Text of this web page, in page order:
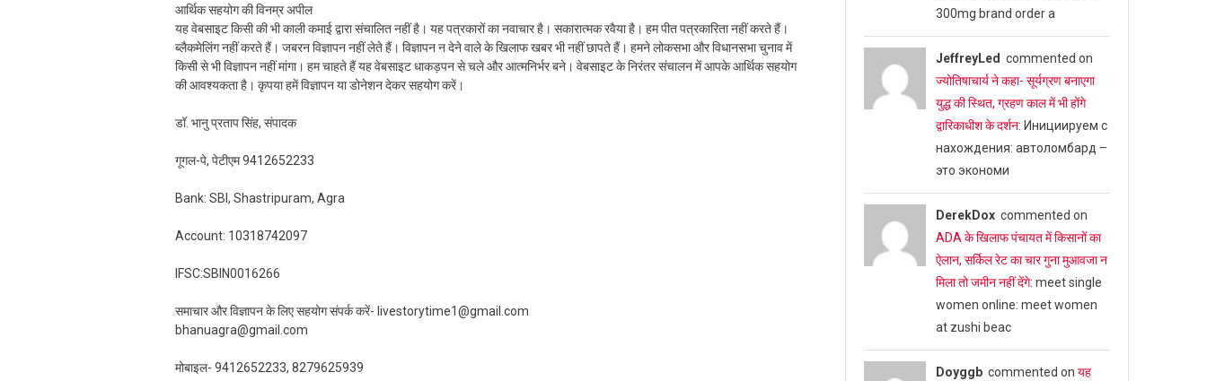
आर्थिक सहयोग की विनम्र अपील
यह वेबसाइट किसी की भी काली कमाई द्वारा संचालित नहीं है। यह पत्रकारों का नवाचार है। सकारात्मक रवैया है। हम पीत पत्रकारिता नहीं करते हैं।
ब्लैकमेलिंग नहीं करते हैं। जबरन विज्ञापन नहीं लेते हैं। विज्ञापन न देने वाले के खिलाफ खबर भी नहीं छापते हैं। हमने लोकसभा और विधानसभा चुनाव में
किसी से भी विज्ञापन नहीं मांगा। हम चाहते हैं यह वेबसाइट धाकड़पन से चले और आत्मनिर्भर बने। वेबसाइट के निरंतर संचालन में आपके आर्थिक सहयोग
की आवश्यकता है। कृपया हमें विज्ञापन या डोनेशन देकर सहयोग करें।
डॉ. भानु प्रताप सिंह, संपादक
गूगल-पे, पेटीएम 9412652233
Bank: SBI, Shastripuram, Agra
Account: 10318742097
IFSC:SBIN0016266
समाचार और विज्ञापन के लिए सहयोग संपर्क करें- livestorytime1@gmail.com
bhanuagra@gmail.com
मोबाइल- 9412652233, 8279625939
300mg brand order a
JeffreyLed commented on
ज्योतिषाचार्य ने कहा- सूर्यग्रण बनाएगा
युद्ध की स्थित, ग्रहण काल में भी होंगे
द्वारिकाधीश के दर्शन: Инициируем с
нахождения: автоломбард –
это экономи
DerekDoxcommented on
ADA के खिलाफ पंचायत में किसानों का
ऐलान, सर्किल रेट का चार गुना मुआवजा न
मिला तो जमीन नहीं देंगे: meet single
women online: meet women
at zushi beac
Doyggbcommented on यह